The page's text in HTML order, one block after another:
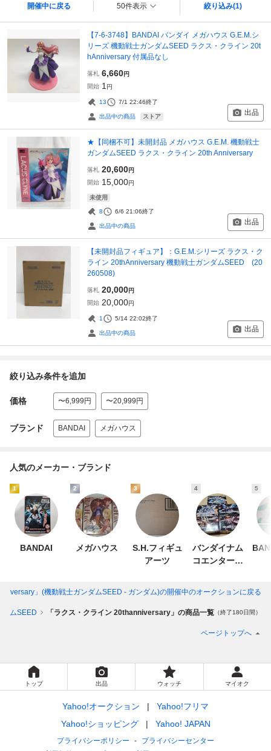
開催中に戻る 50件表示 絞り込み(1)
【7-6-3748】BANDAI バンダイ メガハウス G.E.M.シ
リーズ 機動戦士ガンダムSEED ラクス・クライン 20t
hAnniversary 付属品なし
落札 6,660円
開始 1 円
13 7/1 22:46終了
出品中の商品 ストア 出品
★【同梱不可】未開封品 メガハウス G.E.M. 機動戦士
ガンダムSEED ラクス・クライン 20th Anniversary
落札 20,600円
開始 15,000円
未使用
8 6/6 21:06終了
出品中の商品 出品
【未開封品フィギュア】：G.E.M.シリーズ ラクス・ク
ライン 20thAnniversary 機動戦士ガンダムSEED (20
260508)
落札 20,000円
開始 20,000円
1 5/14 22:02終了
出品中の商品 出品
絞り込み条件を追加
価格 〜6,999円 〜20,999円
ブランド BANDAI メガハウス
人気のメーカー・ブランド
1
BANDAI
2
メガハウス
3
S.H.フィギュ
アーツ
4
バンダイナム
コエンターテ
5
」(機動戦士ガンダムSEED - ガンダム)の開催中のオークションに戻る
ダムSEED 「ラクス・クライン 20thanniversary」の商品一覧 （終了180日間）
ページトップへ
トップ 出品 ウォッチ マイオク
Yahoo!オークション
Yahoo!フリマ
Yahoo!ショッピング
Yahoo! JAPAN
プライバシーポリシー
プライバシーセンター